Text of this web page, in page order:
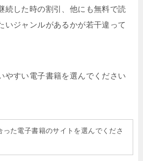
続した時の割引、他にも無料で読
いジャンルがあるかが若干違って
やすい電子書籍を選んでください
った電子書籍のサイトを選んでくださ